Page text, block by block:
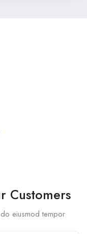
Customers
eiusmod tempor